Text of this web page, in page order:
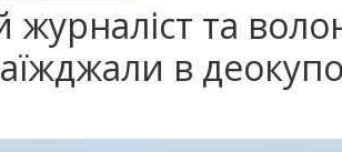
журналіст та
в